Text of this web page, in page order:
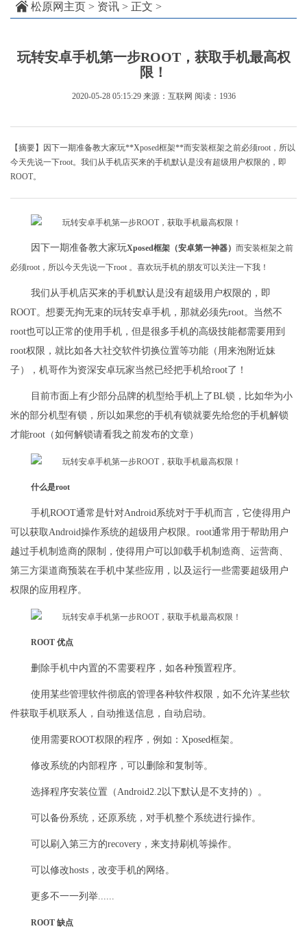
松原网主页 > 资讯 > 正文 >
玩转安卓手机第一步ROOT，获取手机最高权
限！
2020-05-28 05:15:29 来源：互联网 阅读：1936
【摘要】因下一期准备教大家玩**Xposed框架**而安装框架之前必须root，所以
今天先说一下root。我们从手机店买来的手机默认是没有超级用户权限的，即
ROOT。
因下一期准备教大家玩Xposed框架（安卓第一神器） 而安装框架之前
必须root， 所以今天先说一下root 。喜欢玩手机的朋友可以关注一下我！
我们从手机店买来的手机默认是没有超级用户权限的，即
ROOT。想要无拘无束的玩转安卓手机，那就必须先root。当然不
root也可以正常的使用手机，但是很多手机的高级技能都需要用到
root权限，就比如各大社交软件切换位置等功能（用来泡附近妹
子），机哥作为资深安卓玩家当然已经把手机给root了！
目前市面上有少部分品牌的机型给手机上了BL锁，比如华为小
米的部分机型有锁，所以如果您的手机有锁就要先给您的手机解锁
才能root（如何解锁请看我之前发布的文章）
什么是root
手机ROOT通常是针对Android系统对于手机而言，它使得用户
可以获取Android操作系统的超级用户权限。root通常用于帮助用户
越过手机制造商的限制，使得用户可以卸载手机制造商、运营商、
第三方渠道商预装在手机中某些应用，以及运行一些需要超级用户
权限的应用程序。
ROOT 优点
删除手机中内置的不需要程序，如各种预置程序。
使用某些管理软件彻底的管理各种软件权限，如不允许某些软
件获取手机联系人，自动推送信息，自动启动。
使用需要ROOT权限的程序，例如：Xposed框架。
修改系统的内部程序，可以删除和复制等。
选择程序安装位置（Android2.2以下默认是不支持的）。
可以备份系统，还原系统，对手机整个系统进行操作。
可以刷入第三方的recovery，来支持刷机等操作。
可以修改hosts，改变手机的网络。
更多不一一列举......
ROOT 缺点